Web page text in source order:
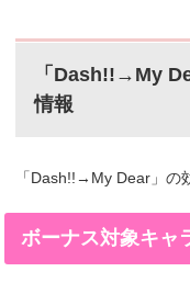
「Dash!!→My
情報
「Dash!!→My Dear」の
ボーナス対象キャ